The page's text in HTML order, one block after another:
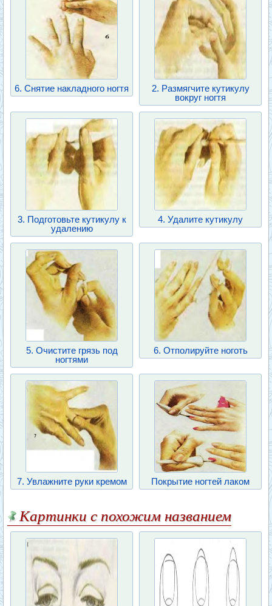
6. Снятие накладного ногтя
2. Размягчите кутикулу
вокруг ногтя
3. Подготовьте кутикулу к
удалению
4. Удалите кутикулу
5. Очистите грязь под
ногтями
6. Отполируйте ноготь
7. Увлажните руки кремом Покрытие ногтей лаком
Картинки с похожим названием